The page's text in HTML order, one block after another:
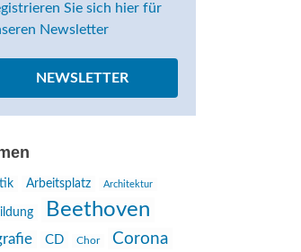
Sie sich hier für
Newsletter
NEWSLETTER
Arbeitsplatz Architektur
Beethoven
CD Chor Corona